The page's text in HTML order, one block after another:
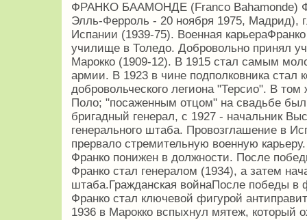
ФРАНКО БААМОНДЕ (Franco Bahamonde)
Элль-Ферроль - 20 ноября 1975, Мадрид),
Испании (1939-75). Военная
училище в Толедо. Добровольно принял
Марокко (1909-12). В 1915 стал самым
армии. В 1923 в чине подполковника стал
добровольческого легиона "Терсио". В
Поло; "посаженным отцом" на свадьбе
бригадный генерал, с 1927 - начальник
генерального штаба. Провозглашение в
прервало стремительную военную
Франко понижен в должности. После
Франко стал генералом (1934), а затем
штаба.Гражданская войнаПосле победы в
Франко стал ключевой фигурой
1936 в Марокко вспыхнул мятеж, который